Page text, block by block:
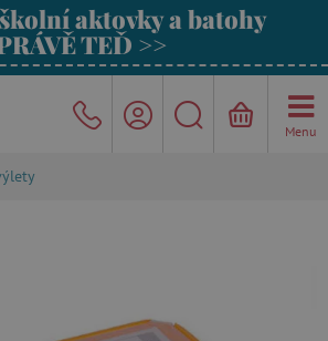
aktovky a batohy
TEĎ >>
Menu